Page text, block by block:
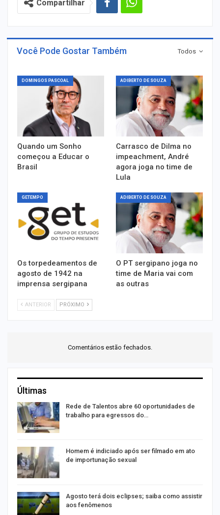
Compartilhar
Todos
Você Pode Gostar Também
DOMINGOS PASCOAL
Quando um Sonho
começou a Educar o
Brasil
ADIBERTO DE SOUZA
Carrasco de Dilma no
impeachment, André
agora joga no time de
Lula
GETEMPO
Os torpedeamentos de
agosto de 1942 na
imprensa sergipana
ADIBERTO DE SOUZA
O PT sergipano joga no
time de Maria vai com
as outras
ANTERIOR PRÓXIMO
Comentários estão fechados.
Últimas
Rede de Talentos abre 60 oportunidades de
trabalho para egressos do…
Homem é indiciado após ser filmado em ato
de importunação sexual
Agosto terá dois eclipses; saiba como assistir
aos fenômenos